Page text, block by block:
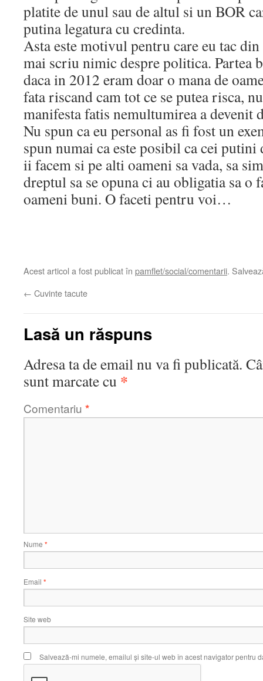
platite de unul sau de altul si un BOR
putina legatura cu credinta.
Asta este motivul pentru care eu tac
mai scriu nimic despre politica. Partea
daca in 2012 eram doar o mana de
fata riscand cam tot ce se putea risca,
manifesta fatis nemultumirea a devenit
Nu spun ca eu personal as fi fost un
spun numai ca este posibil ca cei putini
ii facem si pe alti oameni sa vada, sa
dreptul sa se opuna ci au obligatia sa o
oameni buni. O faceti pentru voi…
Acest articol a fost publicat în pamflet/social/comentarii.
← Cuvinte tacute
Lasă un răspuns
Adresa ta de email nu va fi publicată.
sunt marcate cu *
Comentariu *
Nume *
Email *
Site web
Salvează-mi numele, emailul și site-ul web în acest navigator pentru